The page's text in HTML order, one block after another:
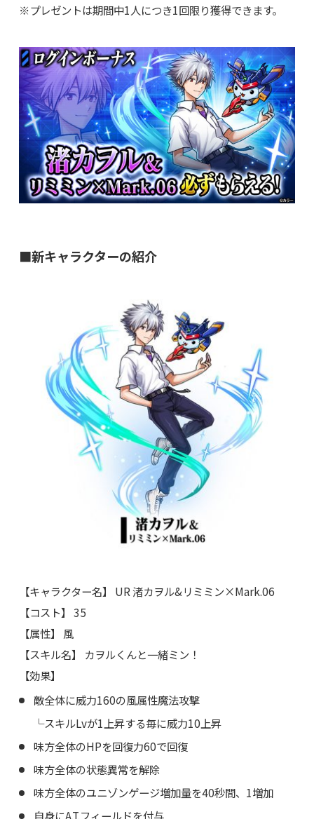
※プレゼントは期間中1人につき1回限り獲得できます。
■新キャラクターの紹介
【キャラクター名】 UR 渚カヲル&リミミン×Mark.06
【コスト】 35
【属性】 風
【スキル名】 カヲルくんと一緒ミン！
【効果】
敵全体に威力160の風属性魔法攻撃
└スキルLvが1上昇する毎に威力10上昇
味方全体のHPを回復力60で回復
味方全体の状態異常を解除
味方全体のユニゾンゲージ増加量を40秒間、1増加
自身にA.T.フィールドを付与